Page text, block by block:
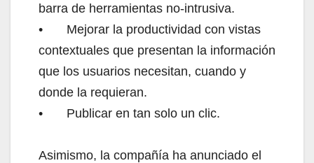
barra de herramientas no-intrusiva.
•
Mejorar la productividad con vistas
contextuales que presentan la información
que los usuarios necesitan, cuando y
donde la requieran.
•
Publicar en tan solo un clic.
Asimismo, la compañía ha anunciado el